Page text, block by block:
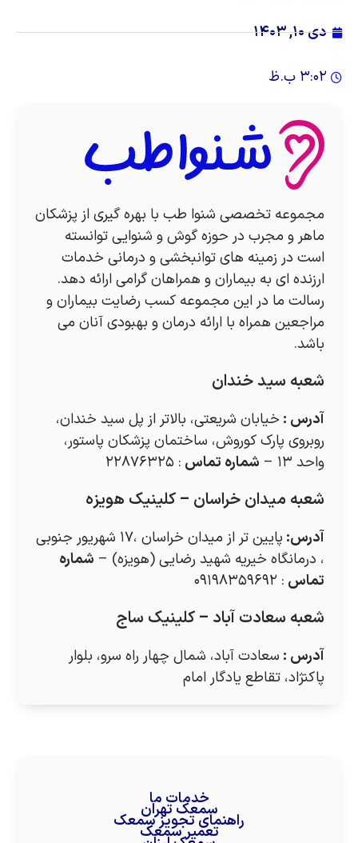
دی ۱۰, ۱۴۰۳
۳:۰۲ ب.ظ
مجموعه تخصصی شنوا طب با بهره گیری از پزشکان
ماهر و مجرب در حوزه گوش و شنوایی توانسته
است در زمینه های توانبخشی و درمانی خدمات
ارزنده ای به بیماران و همراهان گرامی ارائه دهد.
رسالت ما در این مجموعه کسب رضایت بیماران و
مراجعین همراه با ارائه درمان و بهبودی آنان می
باشد.
شعبه سید خندان
آدرس : خیابان شریعتی، بالاتر از پل سید خندان،
روبروی پارک کوروش، ساختمان پزشکان پاستور،
واحد ۱۳ –
شماره تماس : ۲۲۸۷۶۳۲۵
شعبه میدان خراسان – کلینیک هویزه
آدرس:
پایین تر از میدان خراسان ،۱۷ شهریور جنوبی
، درمانگاه خیریه شهید رضایی (هویزه) – شماره
تماس : ۰۹۱۹۸۳۵۹۶۹۲
شعبه سعادت آباد – کلینیک ساج
آدرس : سعادت آباد، شمال چهار راه سرو، بلوار
پاکنژاد، تقاطع یادگار امام
خدمات ما
سمعک تهران
راهنمای تجویز سمعک
تعمیر سمعک